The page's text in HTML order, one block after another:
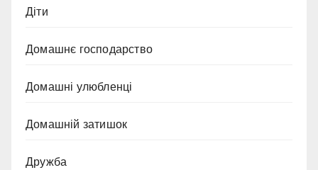
Діти
Домашнє господарство
Домашні улюбленці
Домашній затишок
Дружба